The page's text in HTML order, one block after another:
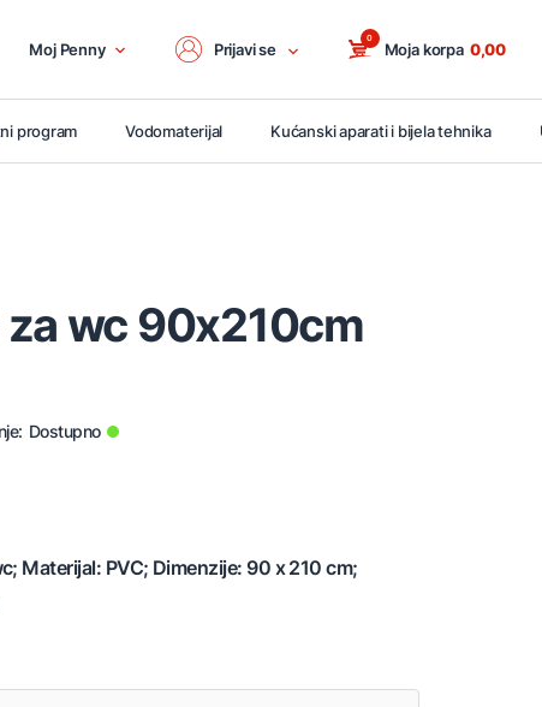
Moj Penny Prijavi se Moja korpa
0
0,00
program Vodomaterijal Kućanski aparati i bijela tehnika
za wc 90x210cm
Dostupno
Materijal: PVC; Dimenzije: 90 x 210 cm;